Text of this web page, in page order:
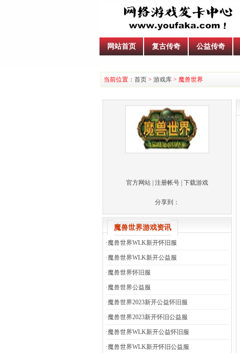
网站首页 复古传奇 公益传奇
当前位置： 首页 > 游戏库 > 魔兽世界
官方网站 注册帐号 下载游戏
分享到：
魔兽世界游戏资讯
·魔兽世界WLK新开怀旧服
·魔兽世界WLK新开公益服
·魔兽世界怀旧服
·魔兽世界公益服
·魔兽世界2023新开公益怀旧服
·魔兽世界2023新开怀旧公益服
·魔兽世界WLK新开公益怀旧服
·魔兽世界WLK新开怀旧公益服